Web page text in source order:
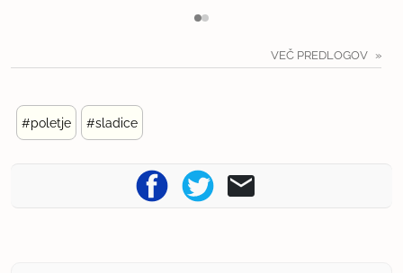
VEČ PREDLOGOV
#poletje #sladice